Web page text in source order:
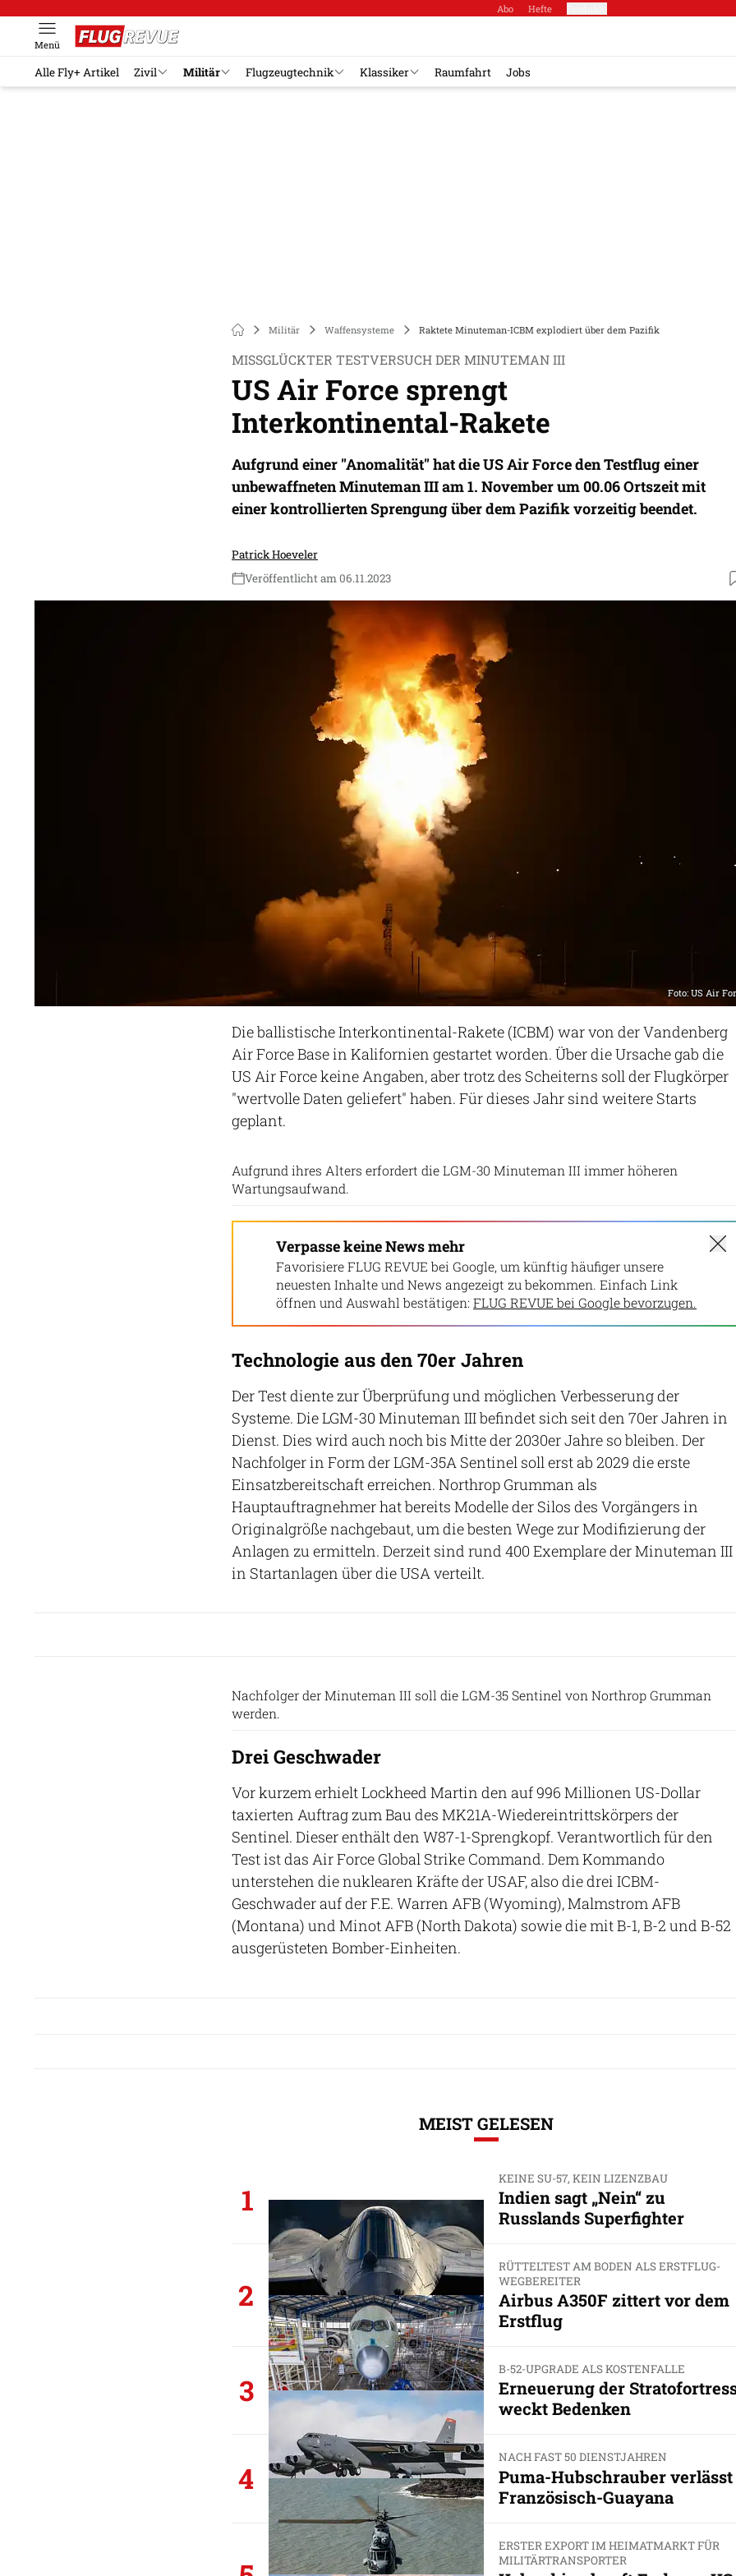
Abo Hefte
Menü
Alle Fly+ Artikel Zivil Militär Flugzeugtechnik Klassiker Raumfahrt Jobs
Militär Waffensysteme Raktete Minuteman-ICBM explodiert über dem Pazifik
MISSGLÜCKTER TESTVERSUCH DER MINUTEMAN III
US Air Force sprengt
Interkontinental-Rakete
Aufgrund einer "Anomalität" hat die US Air Force den Testflug einer
unbewaffneten Minuteman III am 1. November um 00.06 Ortszeit mit
einer kontrollierten Sprengung über dem Pazifik vorzeitig beendet.
Patrick Hoeveler
Veröffentlicht am 06.11.2023
Foto: US Air
Die ballistische Interkontinental-Rakete (ICBM) war von der Vandenberg
Air Force Base in Kalifornien gestartet worden. Über die Ursache gab die
US Air Force keine Angaben, aber trotz des Scheiterns soll der Flugkörper
"wertvolle Daten geliefert" haben. Für dieses Jahr sind weitere Starts
geplant.
Aufgrund ihres Alters erfordert die LGM-30 Minuteman III immer höheren
Wartungsaufwand.
Verpasse keine News mehr
Favorisiere FLUG REVUE bei Google, um künftig häufiger unsere
neuesten Inhalte und News angezeigt zu bekommen. Einfach Link
öffnen und Auswahl bestätigen: FLUG REVUE bei Google bevorzugen.
Technologie aus den 70er Jahren
Der Test diente zur Überprüfung und möglichen Verbesserung der
Systeme. Die LGM-30 Minuteman III befindet sich seit den 70er Jahren in
Dienst. Dies wird auch noch bis Mitte der 2030er Jahre so bleiben. Der
Nachfolger in Form der LGM-35A Sentinel soll erst ab 2029 die erste
Einsatzbereitschaft erreichen. Northrop Grumman als
Hauptauftragnehmer hat bereits Modelle der Silos des Vorgängers in
Originalgröße nachgebaut, um die besten Wege zur Modifizierung der
Anlagen zu ermitteln. Derzeit sind rund 400 Exemplare der Minuteman III
in Startanlagen über die USA verteilt.
Nachfolger der Minuteman III soll die LGM-35 Sentinel von Northrop Grumman
werden.
Drei Geschwader
Vor kurzem erhielt Lockheed Martin den auf 996 Millionen US-Dollar
taxierten Auftrag zum Bau des MK21A-Wiedereintrittskörpers der
Sentinel. Dieser enthält den W87-1-Sprengkopf. Verantwortlich für den
Test ist das Air Force Global Strike Command. Dem Kommando
unterstehen die nuklearen Kräfte der USAF, also die drei ICBM-
Geschwader auf der F.E. Warren AFB (Wyoming), Malmstrom AFB
(Montana) und Minot AFB (North Dakota) sowie die mit B-1, B-2 und B-52
ausgerüsteten Bomber-Einheiten.
MEIST GELESEN
1
KEINE SU-57, KEIN LIZENZBAU
Indien sagt „Nein“ zu
Russlands Superfighter
2
RÜTTELTEST AM BODEN ALS ERSTFLUG-
WEGBEREITER
Airbus A350F zittert vor dem
Erstflug
3
B-52-UPGRADE ALS KOSTENFALLE
Erneuerung der
weckt Bedenken
4
NACH FAST 50 DIENSTJAHREN
Puma-Hubschrauber verlässt
Französisch-Guayana
ERSTER EXPORT IM HEIMATMARKT FÜR
MILITÄRTRANSPORTER